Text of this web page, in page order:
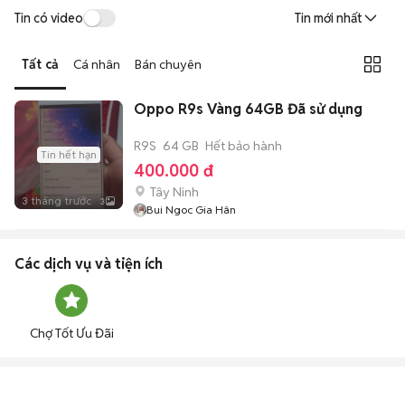
điện tử cũ.
Thanh toán nhanh chóng: Khi hai bên đã ưng ý về tình trạng
máy, quá trình thanh toán và bàn giao diễn ra ngay lập tức,
thủ tục đơn giản.
Tin có video Tin mới nhất
Tất cả Cá nhân Bán chuyên
Tin hết hạn
3 tháng trước 3
Oppo R9s Vàng 64GB Đã sử dụng
R9S 64 GB Hết bảo hành
400.000 đ
Tây Ninh
Bui Ngoc Gia Hân
Các dịch vụ và tiện ích
Chợ Tốt Ưu Đãi